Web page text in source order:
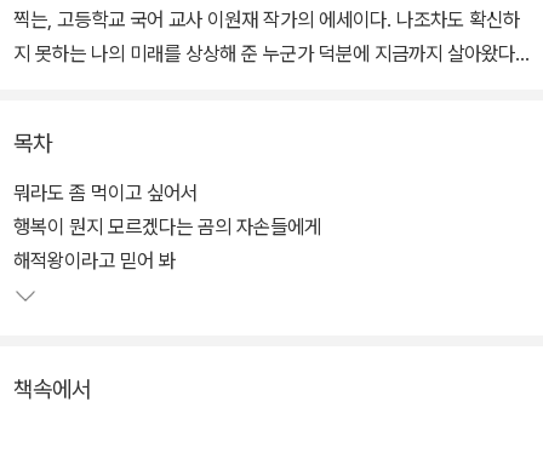
찍는, 고등학교 국어 교사 이원재 작가의 에세이다. 나조차도 확신하
지 못하는 나의 미래를 상상해 준 누군가 덕분에 지금까지 살아왔다
이원재 작가는 학교가 사람이 사람을 만나는 소중한 공간이라는 것
을, 그곳에서 서로가 서로에게 배우며 함께하고 있다는 것을 보여 준
다. 괜찮다고, 너를 믿는다고 말해 주는 선생님과 선생님 말에 스스로
삶의 방향을 바꿔 가는 학생들의 가슴 뭉클한 이야기에서 오늘날 학
목차
뭐라도 좀 먹이고 싶어서
행복이 뭔지 모르겠다는 곰의 자손들에게
해적왕이라고 믿어 봐
책속에서